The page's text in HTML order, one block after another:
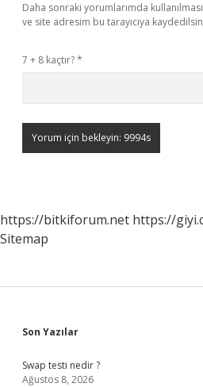
Daha sonraki yorumlarımda
ve site adresim bu tarayıcıya
7 + 8 kaçtır?*
https://bitkiforum.net https://
Sitemap
Sidebar
Son Yazılar
Swap testi nedir ?
Ağustos 8, 2026